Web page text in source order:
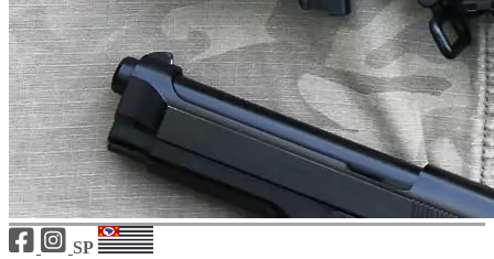
SP